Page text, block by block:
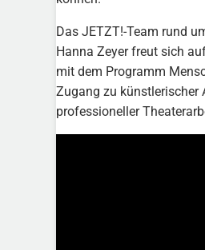
Das JETZT!-Team rund
Hanna Zeyer freut sich
mit dem Programm
Zugang zu künstlerischer
professioneller